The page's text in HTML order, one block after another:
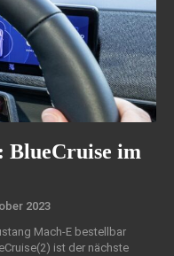
im
2023
Mach-E bestellbar
ist der nächste